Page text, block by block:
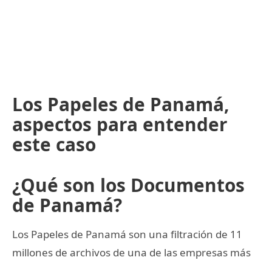
Los Papeles de Panamá,
aspectos para entender
este caso
¿Qué son los Documentos
de Panamá?
Los Papeles de Panamá son una filtración de 11
millones de archivos de una de las empresas más